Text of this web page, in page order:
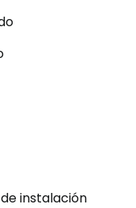
instalación